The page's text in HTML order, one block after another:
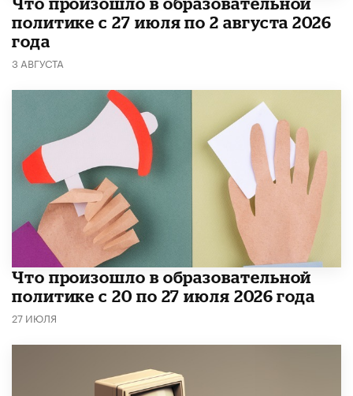
политике с 27 июля по 2 августа 2026
года
3 АВГУСТА
​Что произошло в образовательной
политике с 20 по 27 июля 2026 года
27 ИЮЛЯ